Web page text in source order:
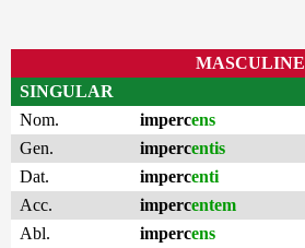
MASCULINE
SINGULAR
Nom.
impercens
Gen.
impercentis
Dat.
impercenti
Acc.
impercentem
Abl.
impercens